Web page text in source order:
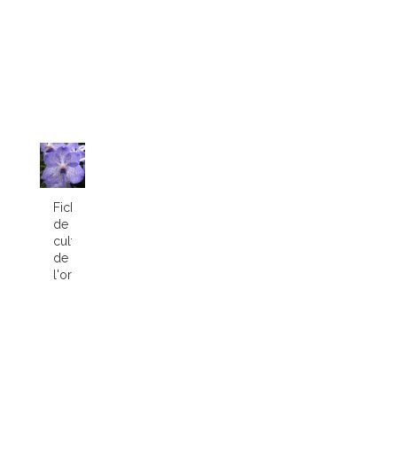
Fiche
de
culture
de
l'orchidée...